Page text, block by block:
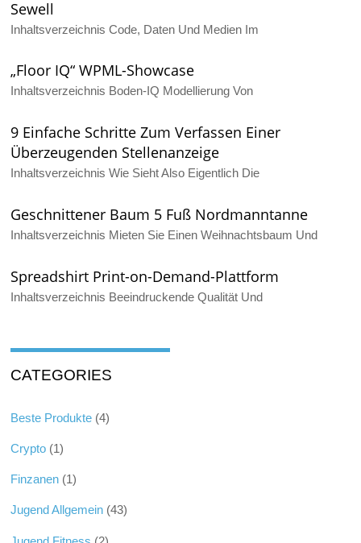
Sewell
Inhaltsverzeichnis Code, Daten Und Medien Im
„Floor IQ“ WPML-Showcase
Inhaltsverzeichnis Boden-IQ Modellierung Von
9 Einfache Schritte Zum Verfassen Einer
Überzeugenden Stellenanzeige
Inhaltsverzeichnis Wie Sieht Also Eigentlich Die
Geschnittener Baum 5 Fuß Nordmanntanne
Inhaltsverzeichnis Mieten Sie Einen Weihnachtsbaum Und
Spreadshirt Print-on-Demand-Plattform
Inhaltsverzeichnis Beeindruckende Qualität Und
CATEGORIES
Beste Produkte (4)
Crypto (1)
Finzanen (1)
Jugend Allgemein (43)